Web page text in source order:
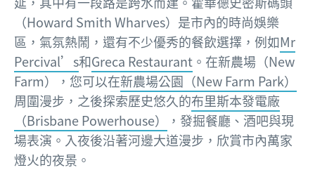
（Howard Smith Wharves）是市內的時尚娛樂
區，氣氛熱鬧，還有不少優秀的餐飲選擇，例如Mr
Percival’s和Greca Restaurant 。在新農場（New
Farm），您可以在新農場公園（New Farm Park）
周圍漫步，之後探索歷史悠久的布里斯本發電廠
（Brisbane Powerhouse）
，發掘餐廳、酒吧與現
場表演。入夜後沿著河邊大道漫步，欣賞市內萬家
燈火的夜景。